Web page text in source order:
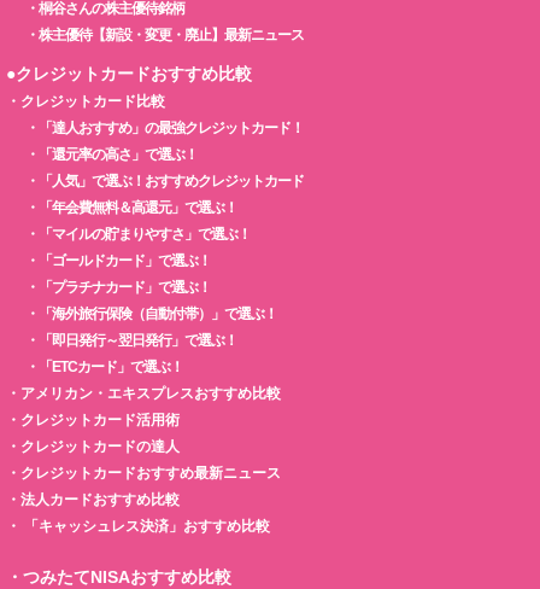
・ 桐谷さんの株主優待銘柄
・ 株主優待【新設・変更・廃止】最新ニュース
●クレジットカードおすすめ比較
・ クレジットカード比較
・
「達人おすすめ」の最強クレジットカード！
・
「還元率の高さ」で選ぶ！
・
「人気」で選ぶ！おすすめクレジットカード
・
「年会費無料＆高還元」で選ぶ！
・
「マイルの貯まりやすさ」で選ぶ！
・
「ゴールドカード」で選ぶ！
・
「プラチナカード」で選ぶ！
・
「海外旅行保険（自動付帯）」で選ぶ！
・
「即日発行～翌日発行」で選ぶ！
・
「ETCカード」で選ぶ！
・ アメリカン・エキスプレスおすすめ比較
・ クレジットカード活用術
・ クレジットカードの達人
・ クレジットカードおすすめ最新ニュース
・ 法人カードおすすめ比較
・
「キャッシュレス決済」おすすめ比較
・ つみたてNISAおすすめ比較